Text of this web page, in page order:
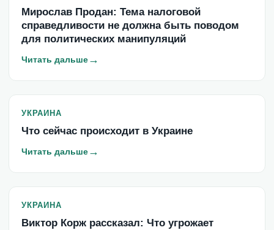
Мирослав Продан: Тема налоговой
справедливости не должна быть поводом
для политических манипуляций
Читать дальше→
УКРАИНА
Что сейчас происходит в Украине
Читать дальше→
УКРАИНА
Виктор Корж рассказал: Что угрожает